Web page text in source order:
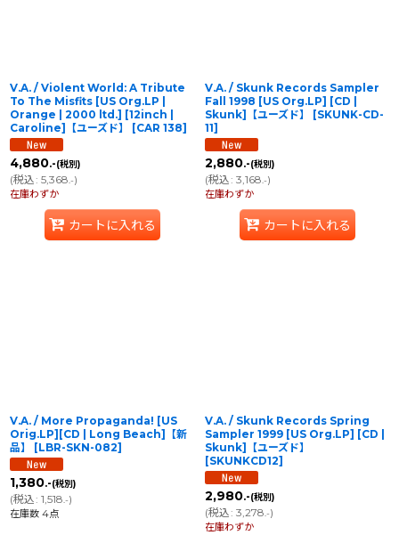
V.A. / Violent World: A Tribute
To The Misfits [US Org.LP |
Orange | 2000 ltd.] [12inch |
Caroline]【ユーズド】
[CAR 138]
4,880.-(税別)
(税込: 5,368.-)
在庫わずか
カートに入れる
V.A. / Skunk Records Sampler
Fall 1998 [US Org.LP] [CD |
Skunk]【ユーズド】
[SKUNK-CD-
11]
2,880.-(税別)
(税込: 3,168.-)
在庫わずか
カートに入れる
V.A. / More Propaganda! [US
Orig.LP][CD | Long Beach]【新
品】
[LBR-SKN-082]
1,380.-(税別)
(税込: 1,518.-)
在庫数 4点
V.A. / Skunk Records Spring
Sampler 1999 [US Org.LP] [CD |
Skunk]【ユーズド】
[SKUNKCD12]
2,980.-(税別)
(税込: 3,278.-)
在庫わずか